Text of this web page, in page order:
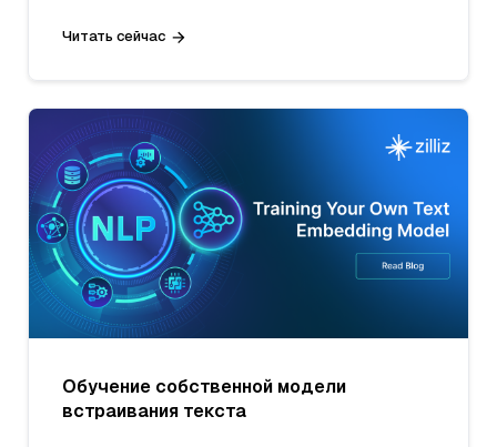
Читать сейчас
Обучение собственной модели
встраивания текста